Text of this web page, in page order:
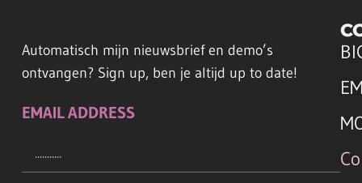
Automatisch mijn nieuwsbrief en demo’s
ontvangen? Sign up, ben je altijd up to date!
EMAIL ADDRESS